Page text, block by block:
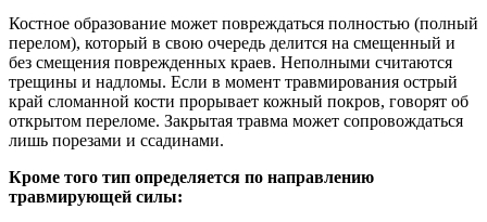
Костное образование может повреждаться полностью (полный
перелом), который в свою очередь делится на смещенный и
без смещения поврежденных краев. Неполными считаются
трещины и надломы. Если в момент травмирования острый
край сломанной кости прорывает кожный покров, говорят об
открытом переломе. Закрытая травма может сопровождаться
лишь порезами и ссадинами.
Кроме того тип определяется по направлению
травмирующей силы: